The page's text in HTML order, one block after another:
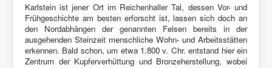
Karlstein ist jener Ort im Reichenhaller Tal, dessen Vor- und
Frühgeschichte am besten erforscht ist, lassen sich doch an
den Nordabhängen der genannten Felsen bereits in der
ausgehenden Steinzeit menschliche Wohn- und Arbeitsstätten
erkennen. Bald schon, um etwa 1.800 v. Chr. entstand hier ein
Zentrum der Kupferverhüttung und Bronzeherstellung, wobei